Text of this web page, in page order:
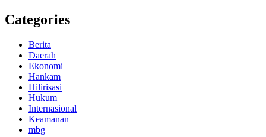
Categories
Berita
Daerah
Ekonomi
Hankam
Hilirisasi
Hukum
Internasional
Keamanan
mbg